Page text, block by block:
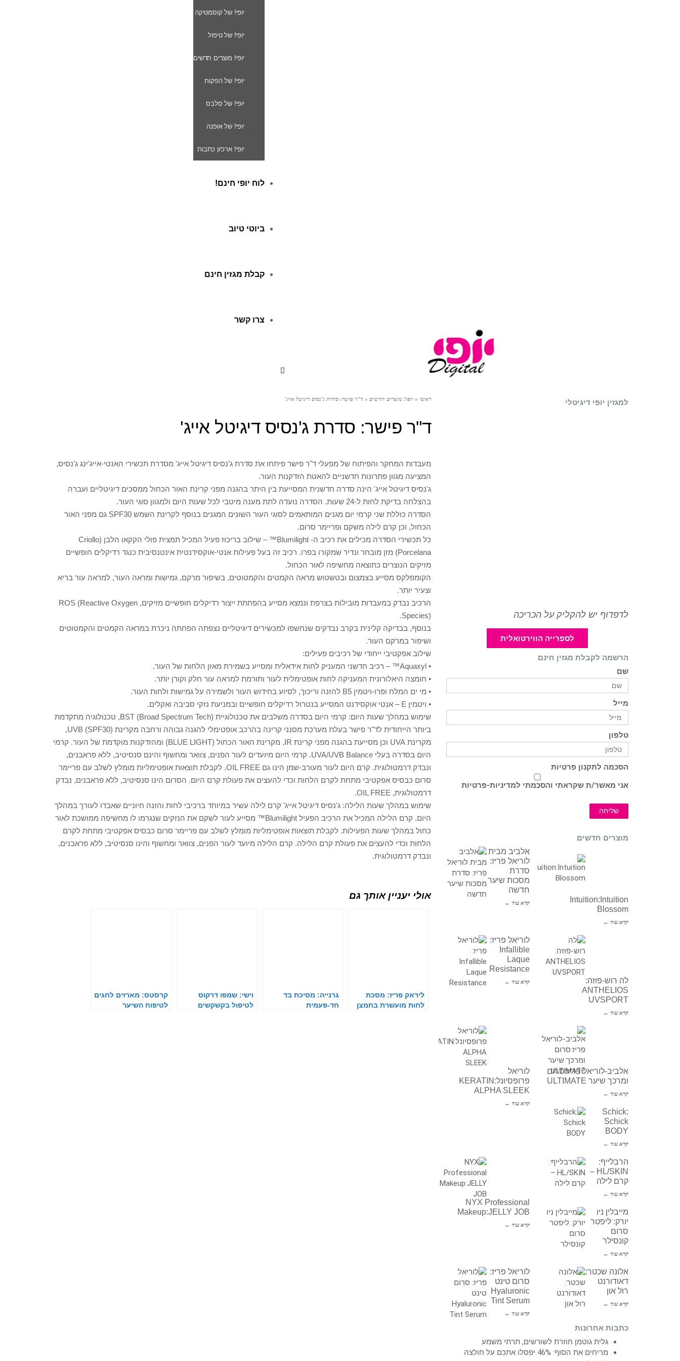
יופי! של קוסמטיקה
יופי! של טיפול
יופי! מוצרים חדשים
יופי! של הפקות
יופי! של סלבס
יופי! של אופנה
יופי! ארכיון כתבות
לוח יופי חינם!
ביוטי טיוב
קבלת מגזין חינם
צרו קשר
ראשי » יופי! מוצרים חדשים » ד"ר פישר: סדרת ג'נסיס דיגיטל אייג'
ד"ר פישר: סדרת ג'נסיס דיגיטל אייג'
מעבדות המחקר והפיתוח של מפעלי ד"ר פישר פיתחו את סדרת ג'נסיס דיגיטל אייג' מסדרת תכשירי האנטי-אייג'ינג ג'נסיס,
המציעה מגוון פתרונות חדשניים להאטת הזדקנות העור.
ג'נסיס דיגיטל אייג' הינה סדרה חדשנית המסייעת בין היתר בהגנה מפני קרינת האור הכחול ממסכים דיגיטליים ועברה
בהצלחה בדיקת לחות ל-24 שעות. הסדרה נועדה לתת מענה מיטבי לכל שעות היום ולמגוון סוגי העור.
הסדרה כוללת שני קרמי יום מגנים המותאמים לסוגי העור השונים המגנים בנוסף לקרינת השמש SPF30 גם מפני האור
הכחול, וכן קרם לילה משקם ופריימר סרום.
כל תכשירי הסדרה מכילים את רכיב ה- Blumilight™ – שילוב בריכוז פעיל המכיל תמצית פולי הקקאו הלבן (Criollo
Porcelana) מזן מובחר ונדיר שמקורו בפרו. רכיב זה בעל פעילות אנטי-אוקסידנטית אינטנסיבית כנגד רדיקלים חופשיים
מזיקים הנוצרים כתוצאה מחשיפה לאור הכחול.
הקומפלקס מסייע בצמצום ובטשטוש מראה הקמטים והקמטוטים, בשיפור מרקם, גמישות ומראה העור, למראה עור בריא
וצעיר יותר.
הרכיב נבדק במעבדות מובילות בצרפת ונמצא מסייע בהפחתת ייצור רדיקלים חופשיים מזיקים, ROS (Reactive Oxygen
Species).
בנוסף, בבדיקה קלינית בקרב נבדקים שנחשפו למכשירים דיגיטליים נצפתה הפחתה ניכרת במראה הקמטים והקמטוטים
ושיפור במרקם העור.
שילוב אפקטיבי ייחודי של רכיבים פעילים:
• Aquaxyl™ – רכיב חדשני המעניק לחות אידאלית ומסייע בשמירת מאזן הלחות של העור.
• חומצה היאלורונית המעניקה לחות אופטימלית לעור ותורמת למראה עור חלק וקורן יותר.
• מי ים המלח ופרו-ויטמין B5 להזנה וריכוך, לסיוע בחידוש העור ולשמירה על גמישות ולחות העור.
• ויטמין E – אנטי אוקסידנט המסייע בנטרול רדיקלים חופשיים ובמניעת נזקי סביבה ואקלים.
שימוש במהלך שעות היום: קרמי היום בסדרה משלבים את טכנולוגיית BST (Broad Spectrum Tech), טכנולוגיה מתקדמת
ביותר הייחודית לד"ר פישר בעלת מערכת מסנני קרינה בהרכב אופטימלי להגנה גבוהה ורחבה מקרינת (SPF30) UVB,
מקרינת UVA וכן מסייעת בהגנה מפני קרינת IR, מקרינת האור הכחול (BLUE LIGHT) ומהזדקנות מוקדמת של העור. קרמי
היום בסדרה בעלי UVA/UVB Balance. קרמי היום מיועדים לעור הפנים, צוואר ומחשוף והינם סנסיטיב, ללא פראבנים,
ונבדק דרמטולוגית. קרם היום לעור מעורב-שמן הינו גם OIL FREE. לקבלת תוצאות אופטימליות מומלץ לשלב עם פריימר
סרום כבסיס אפקטיבי מתחת לקרם הלחות וכדי להעצים את פעולת קרם היום. הסרום הינו סנסיטיב, ללא פראבנים, נבדק
דרמטולוגית, OIL FREE.
שימוש במהלך שעות הלילה: ג'נסיס דיגיטל אייג' קרם לילה עשיר במיוחד ברכיבי לחות והזנה חיוניים שאבדו לעורך במהלך
היום. קרם הלילה המכיל את הרכיב הפעיל Blumilight™ מסייע לעור לשקם את הנזקים שנגרמו לו מחשיפה ממושכת לאור
כחול במהלך שעות הפעילות. לקבלת תוצאות אופטימליות מומלץ לשלב עם פריימר סרום כבסיס אפקטיבי מתחת לקרם
הלחות וכדי להעצים את פעולת קרם הלילה. קרם הלילה מיועד לעור הפנים, צוואר ומחשוף והינו סנסיטיב, ללא פראבנים,
ונבדק דרמטולוגית.
אולי יעניין אותך גם
ליראק פריז: מסכת
לחות מועשרת בחמצן
גרנייה: מסיכת בד
חד-פעמית
וישי: שמפו דרקוס
לטיפול בקשקשים
קרסטס: מארזים לחגים
לטיפוח השיער
למגזין יופי דיגיטלי
לדפדוף יש להקליק על הכריכה
לספרייה הווירטואלית
הרשמה לקבלת מגזין חינם
שם
מייל
טלפון
הסכמה לתקנון פרטיות
אני מאשר/ת שקראתי והסכמתי למדיניות-פרטיות
שליחה
מוצרים חדשים
אלביב מבית
לוריאל פריז:
סדרת
מסכות שיער
חדשה
קרא עוד ←
Intuition:Intuition
Blossom
קרא עוד ←
לוריאל פריז:
Infallible
Laque
Resistance
קרא עוד ←
לה רוש-פוזה:
ANTHELIOS
UVSPORT
קרא עוד ←
לוריאל
פרופסיונל:KERATIN
ALPHA SLEEK
קרא עוד ←
אלביב-לוריאל פריז:סרום
ומרכך שיער ULTIMATE
קרא עוד ←
Schick:
Schick
BODY
קרא עוד ←
NYX Professional
Makeup:JELLY JOB
קרא עוד ←
הרבלייף:
HL/SKIN –
קרם לילה
קרא עוד ←
מייבלין ניו
יורק: ליפטר
סרום
קונסילר
קרא עוד ←
לוריאל פריז:
סרום טינט
Hyaluronic
Tint Serum
קרא עוד ←
אלונה שכטר:
דאודורנט
רול און
קרא עוד ←
כתבות אחרונות
גלית גוטמן חוזרת לשורשים, תרתי משמע
מריחים את הסוף: 46% יפסלו אתכם על חולצה